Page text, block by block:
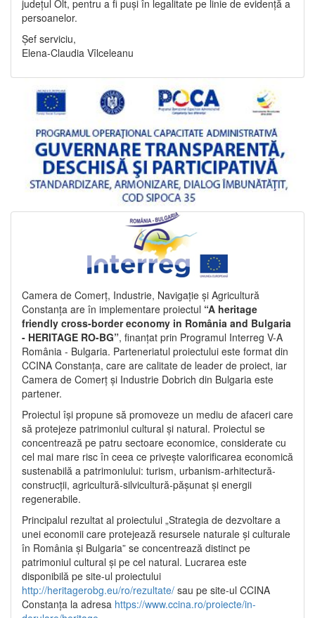
județul Olt, pentru a fi puși în legalitate pe linie de evidență a
persoanelor.
Șef serviciu,
Elena-Claudia Vîlceleanu
Camera de Comerț, Industrie, Navigație și Agricultură
Constanța are în implementare proiectul “A heritage
friendly cross-border economy in România and Bulgaria
- HERITAGE RO-BG”, finanțat prin Programul Interreg V-A
România - Bulgaria. Parteneriatul proiectului este format din
CCINA Constanța, care are calitate de leader de proiect, iar
Camera de Comerț și Industrie Dobrich din Bulgaria este
partener.
Proiectul își propune să promoveze un mediu de afaceri care
să protejeze patrimoniul cultural și natural. Proiectul se
concentrează pe patru sectoare economice, considerate cu
cel mai mare risc în ceea ce privește valorificarea economică
sustenabilă a patrimoniului: turism, urbanism-arhitectură-
construcții, agricultură-silvicultură-pășunat și energii
regenerabile.
Principalul rezultat al proiectului „Strategia de dezvoltare a
unei economii care protejează resursele naturale și culturale
în România și Bulgaria” se concentrează distinct pe
patrimoniul cultural și pe cel natural. Lucrarea este
disponibilă pe site-ul proiectului
http://heritagerobg.eu/ro/rezultate/ sau pe site-ul CCINA
Constanța la adresa https://www.ccina.ro/proiecte/in-